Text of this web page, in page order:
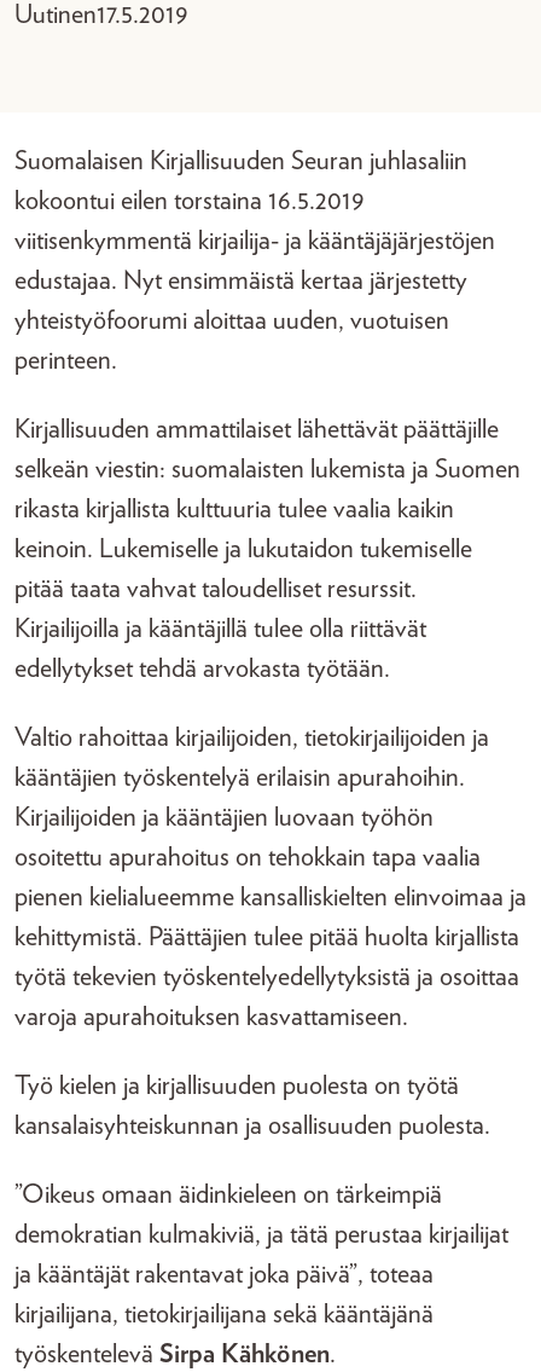
Uutinen17.5.2019
Suomalaisen Kirjallisuuden Seuran juhlasaliin
kokoontui eilen torstaina 16.5.2019
viitisenkymmentä kirjailija- ja kääntäjäjärjestöjen
edustajaa. Nyt ensimmäistä kertaa järjestetty
yhteistyöfoorumi aloittaa uuden, vuotuisen
perinteen.
Kirjallisuuden ammattilaiset lähettävät päättäjille
selkeän viestin: suomalaisten lukemista ja Suomen
rikasta kirjallista kulttuuria tulee vaalia kaikin
keinoin. Lukemiselle ja lukutaidon tukemiselle
pitää taata vahvat taloudelliset resurssit.
Kirjailijoilla ja kääntäjillä tulee olla riittävät
edellytykset tehdä arvokasta työtään.
Valtio rahoittaa kirjailijoiden, tietokirjailijoiden ja
kääntäjien työskentelyä erilaisin apurahoihin.
Kirjailijoiden ja kääntäjien luovaan työhön
osoitettu apurahoitus on tehokkain tapa vaalia
pienen kielialueemme kansalliskielten elinvoimaa ja
kehittymistä. Päättäjien tulee pitää huolta kirjallista
työtä tekevien työskentelyedellytyksistä ja osoittaa
varoja apurahoituksen kasvattamiseen.
Työ kielen ja kirjallisuuden puolesta on työtä
kansalaisyhteiskunnan ja osallisuuden puolesta.
”Oikeus omaan äidinkieleen on tärkeimpiä
demokratian kulmakiviä, ja tätä perustaa kirjailijat
ja kääntäjät rakentavat joka päivä”, toteaa
kirjailijana, tietokirjailijana sekä kääntäjänä
työskentelevä Sirpa Kähkönen.